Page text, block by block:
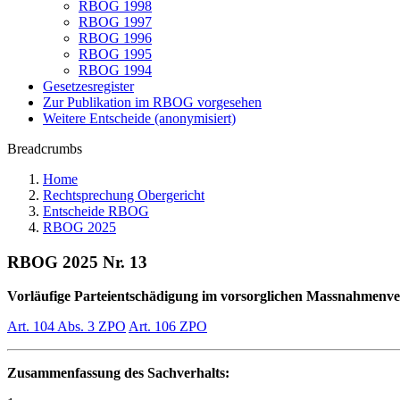
RBOG 1998
RBOG 1997
RBOG 1996
RBOG 1995
RBOG 1994
Gesetzesregister
Zur Publikation im RBOG vorgesehen
Weitere Entscheide (anonymisiert)
Breadcrumbs
Home
Rechtsprechung Obergericht
Entscheide RBOG
RBOG 2025
RBOG 2025 Nr. 13
Vorläufige Parteientschädigung im vorsorglichen
Art. 104 Abs. 3 ZPO Art. 106 ZPO
Zusammenfassung des Sachverhalts: